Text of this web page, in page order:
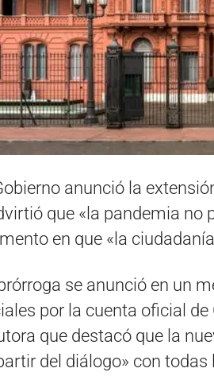
anunció la
que «la pandemia no
en que «la
se anunció en un
por la cuenta oficial
que destacó que la
del diálogo» con